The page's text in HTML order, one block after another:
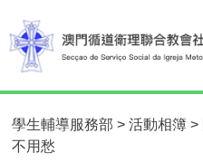
學生輔導服務部 > 活動相簿 >
不用愁